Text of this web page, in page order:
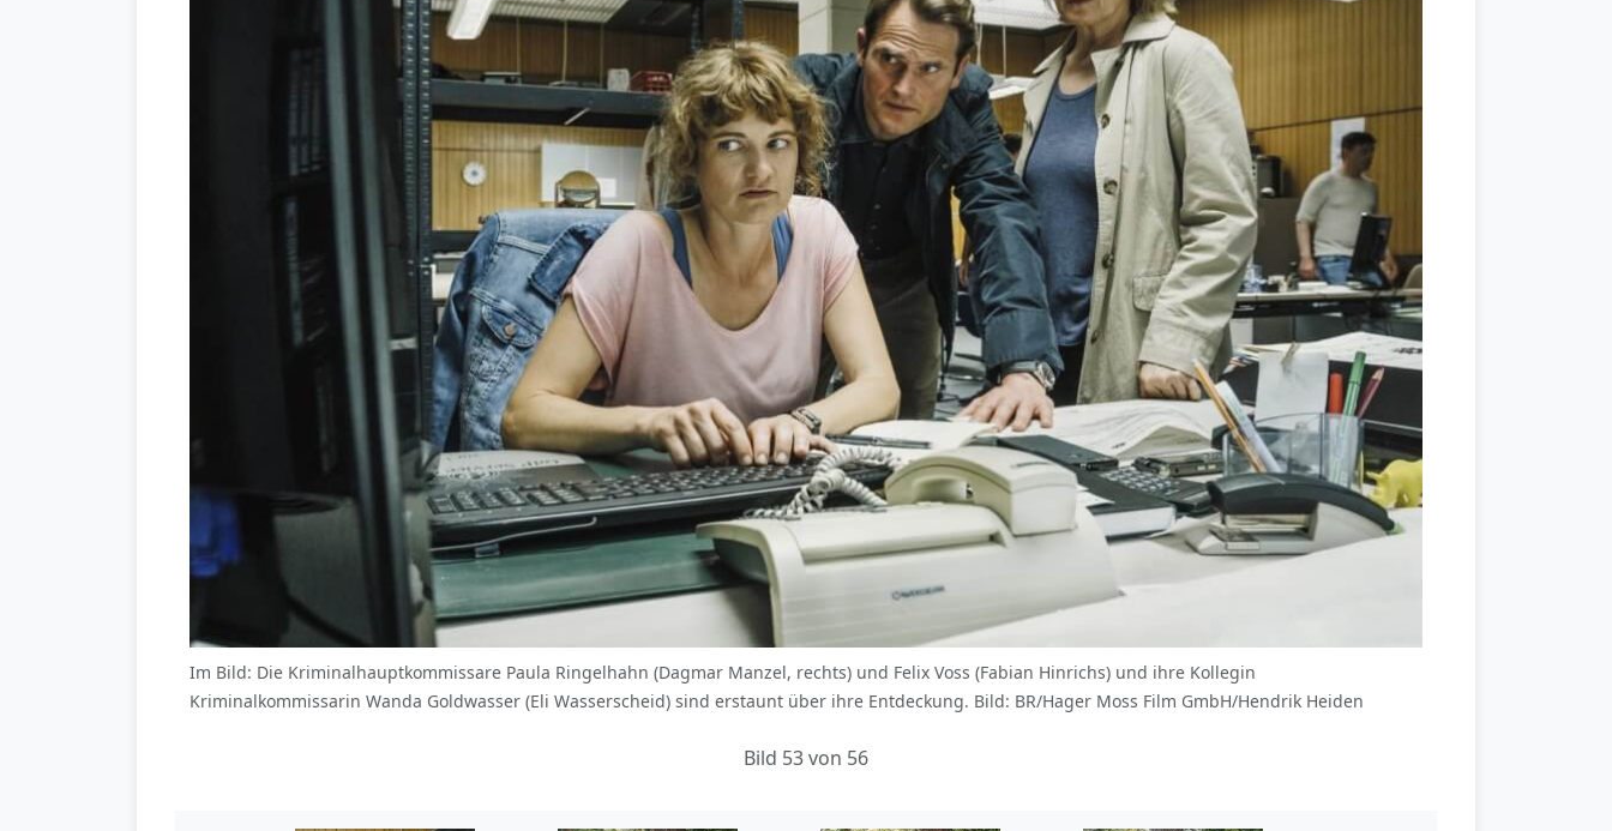
Im Bild: Die Kriminalhauptkommissare Paula Ringelhahn (Dagmar Manzel, rechts) und Felix Voss (Fabian Hinrichs) und ihre Kollegin
Kriminalkommissarin Wanda Goldwasser (Eli Wasserscheid) sind erstaunt über ihre Entdeckung. Bild: BR/Hager Moss Film GmbH/Hendrik Heiden
Bild 53 von 56